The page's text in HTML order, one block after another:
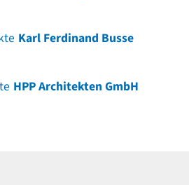
Karl Ferdinand Busse
HPP Architekten GmbH